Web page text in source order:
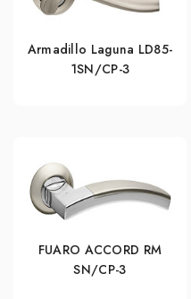
Armadillo Laguna LD85-
1SN/CP-3
FUARO ACCORD RM
SN/CP-3